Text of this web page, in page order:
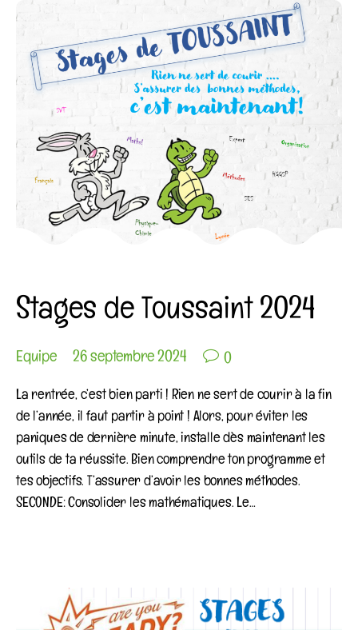
Stages de Toussaint 2024
Equipe 26 septembre 2024  0
La rentrée, c’est bien parti ! Rien ne sert de courir à la fin
de l’année, il faut partir à point ! Alors, pour éviter les
paniques de dernière minute, installe dès maintenant les
outils de ta réussite. Bien comprendre ton programme et
tes objectifs. T’assurer d’avoir les bonnes méthodes.
SECONDE: Consolider les mathématiques. Le…